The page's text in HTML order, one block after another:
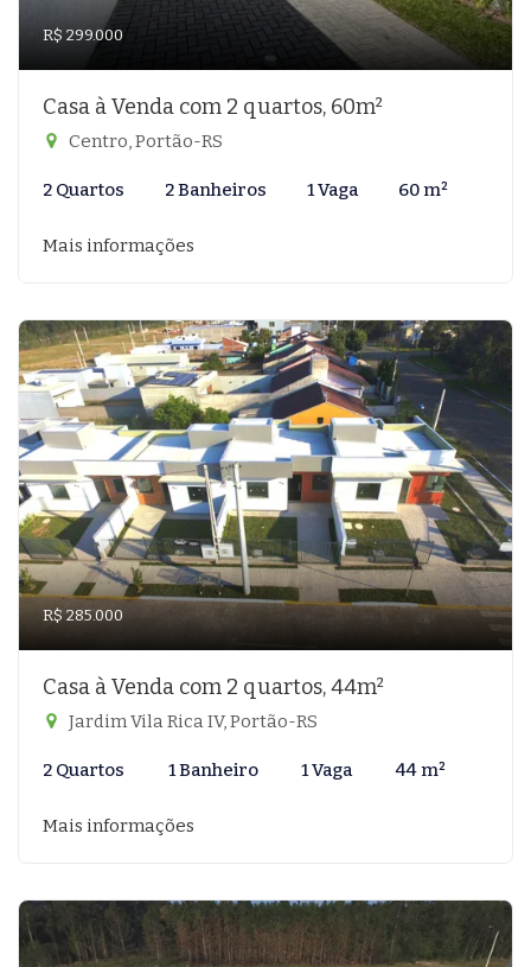
R$ 299.000
Casa à Venda com 2 quartos, 60m²
Centro, Portão-RS
2 Quartos 2 Banheiros 1 Vaga 60 m²
Mais informações
R$ 285.000
Casa à Venda com 2 quartos, 44m²
Jardim Vila Rica IV, Portão-RS
2 Quartos 1 Banheiro 1 Vaga 44 m²
Mais informações